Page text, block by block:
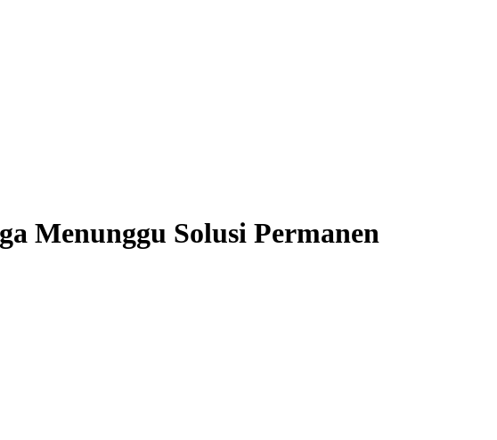
Menunggu Solusi Permanen